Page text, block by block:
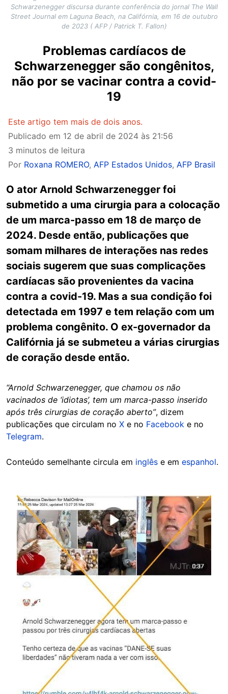
Schwarzenegger discursa durante conferência do jornal The Wall
Street Journal em Laguna Beach, na Califórnia, em 16 de outubro
de 2023 ( AFP / Patrick T. Fallon)
Problemas cardíacos de
Schwarzenegger são congênitos,
não por se vacinar contra a covid-
19
Este artigo tem mais de dois anos.
Publicado em 12 de abril de 2024 às 21:56
3 minutos de leitura
Por Roxana ROMERO, AFP Estados Unidos, AFP Brasil
O ator Arnold Schwarzenegger foi
submetido a uma cirurgia para a colocação
de um marca-passo em 18 de março de
2024. Desde então, publicações que
somam milhares de interações nas redes
sociais sugerem que suas complicações
cardíacas são provenientes da vacina
contra a covid-19. Mas a sua condição foi
detectada em 1997 e tem relação com um
problema congênito. O ex-governador da
Califórnia já se submeteu a várias cirurgias
de coração desde então.
“Arnold Schwarzenegger, que chamou os não
vacinados de ‘idiotas’, tem um marca-passo inserido
após três cirurgias de coração aberto”, dizem
publicações que circulam no X e no Facebook e no
Telegram.
Conteúdo semelhante circula em inglês e em espanhol.
Image